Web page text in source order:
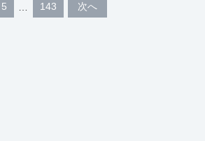
5 143 次へ